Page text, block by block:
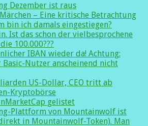
Dezember ist raus
– Eine kritische Betrachtung
bin ich damals eingestiegen?
Ist das schon der vielbesprochene
100.000???
IBAN wieder da! Achtung:
Basic-Nutzer anscheinend nicht
US-Dollar, CEO tritt ab
Kryptobörse
gelistet
Plattform von Mountainwolf ist
in Mountainwolf-Token). Man